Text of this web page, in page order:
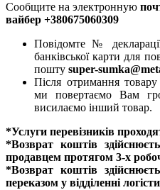
Сообщите на электронную
вайбер +380675060309
Повідомте №
банківської карти для
пошту super-
Після отримання
ми повертаємо Вам
висилаємо інший товар.
*Услуги перевізників
*Возврат коштів
продавцем протягом 3-х
*Возврат коштів
переказом у відділенні